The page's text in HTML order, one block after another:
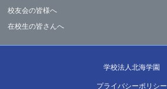
校友会の皆様へ
在校生の皆さんへ
学校法人北海学園
プライバシーポリシー